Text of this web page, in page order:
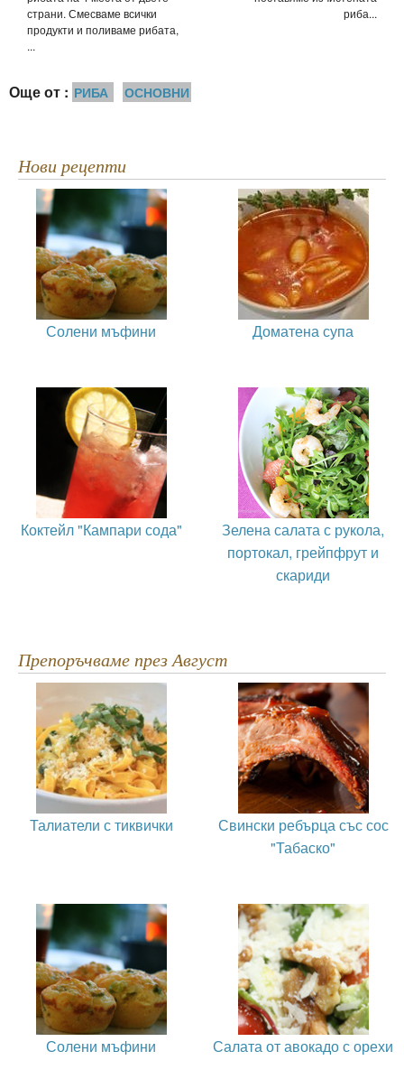
страни. Смесваме всички
продукти и поливаме рибата,
...
риба...
Още от : РИБА ОСНОВНИ
Нови рецепти
Солени мъфини Доматена супа
Коктейл "Кампари сода"
Зелена салата с рукола,
портокал, грейпфрут и
скариди
Препоръчваме през Август
Талиатели с тиквички
Свински ребърца със сос
"Табаско"
Солени мъфини Салата от авокадо с орехи